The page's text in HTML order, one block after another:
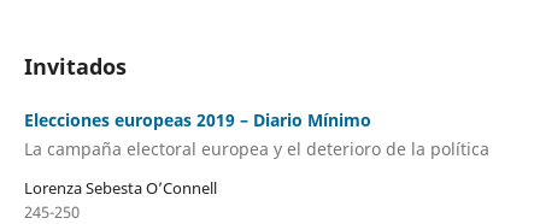
Invitados
Elecciones europeas 2019 – Diario Mínimo
La campaña electoral europea y el deterioro de la política
Lorenza Sebesta O’Connell
245-250